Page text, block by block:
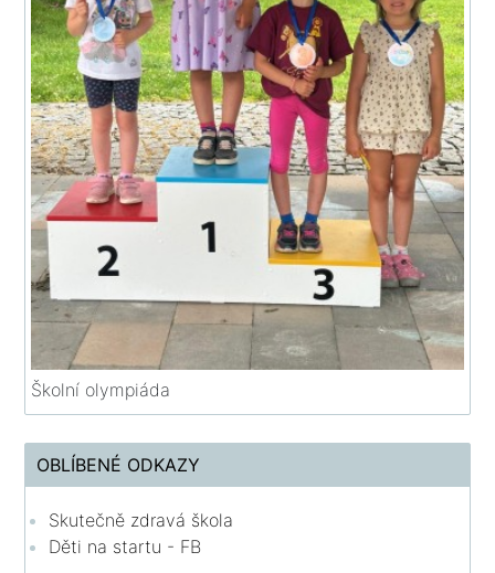
Školní olympiáda
OBLÍBENÉ ODKAZY
Skutečně zdravá škola
Děti na startu - FB